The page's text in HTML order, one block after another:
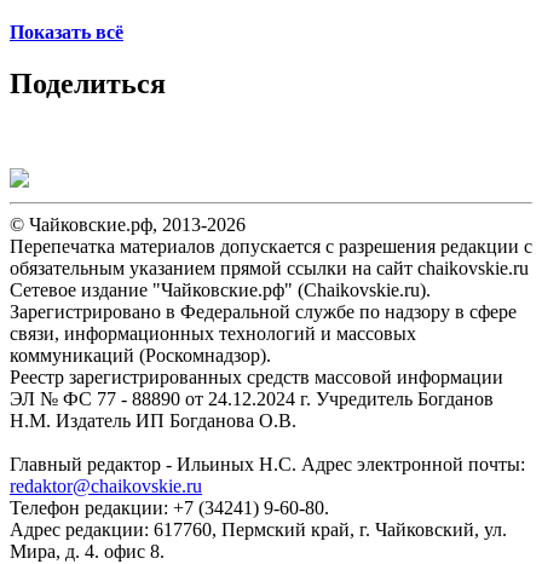
Показать всё
Поделиться
© Чайковские.рф, 2013-2026
Перепечатка материалов допускается с разрешения редакции с
обязательным указанием прямой ссылки на сайт chaikovskie.ru
Сетевое издание "Чайковские.рф" (Chaikovskie.ru).
Зарегистрировано в Федеральной службе по надзору в сфере
связи, информационных технологий и массовых
коммуникаций (Роскомнадзор).
Реестр зарегистрированных средств массовой информации
ЭЛ № ФС 77 - 88890 от 24.12.2024 г. Учредитель Богданов
Н.М. Издатель ИП Богданова О.В.
Главный редактор - Ильиных Н.С. Адрес электронной почты:
redaktor@chaikovskie.ru
Телефон редакции: +7 (34241) 9-60-80.
Адрес редакции: 617760, Пермский край, г. Чайковский, ул.
Мира, д. 4. офис 8.